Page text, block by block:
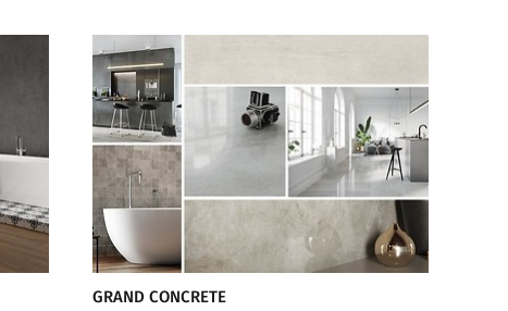
GRAND CONCRETE